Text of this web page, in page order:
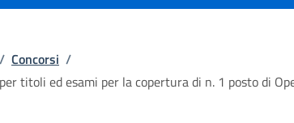
/ Concorsi /
titoli ed esami per la copertura di n. 1 posto di